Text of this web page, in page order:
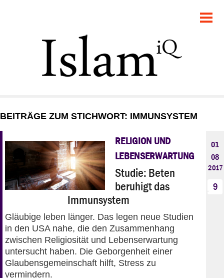
GESELLSCHAFT
STARTSEITE
DEBATTE
PANORAMA
BEITRÄGE ZUM STICHWORT: IMMUNSYSTEM
RELIGION UND
LEBENSERWARTUNG
Studie: Beten
beruhigt das
Immunsystem
Gläubige leben länger. Das legen neue Studien
in den USA nahe, die den Zusammenhang
zwischen Religiosität und Lebenserwartung
untersucht haben. Die Geborgenheit einer
Glaubensgemeinschaft hilft, Stress zu
vermindern.
01
08
2017
9